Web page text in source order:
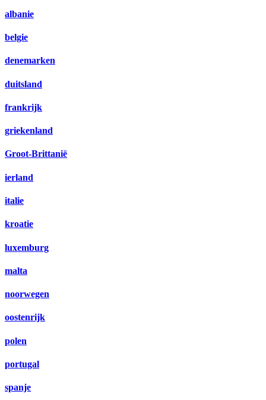
albanie
belgie
denemarken
duitsland
frankrijk
griekenland
Groot-Brittanië
ierland
italie
kroatie
luxemburg
malta
noorwegen
oostenrijk
polen
portugal
spanje